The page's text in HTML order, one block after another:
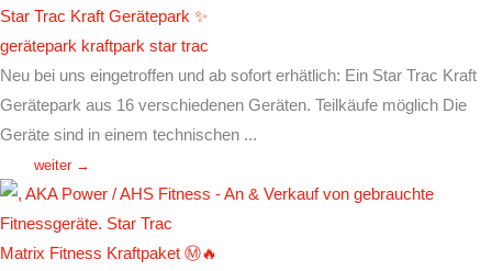
Star Trac Kraft Gerätepark ✨
gerätepark kraftpark star trac
Neu bei uns eingetroffen und ab sofort erhätlich: Ein Star Trac Kraft
Gerätepark aus 16 verschiedenen Geräten. Teilkäufe möglich Die
Geräte sind in einem technischen ...
weiter →
Matrix Fitness Kraftpaket Ⓜ️🔥